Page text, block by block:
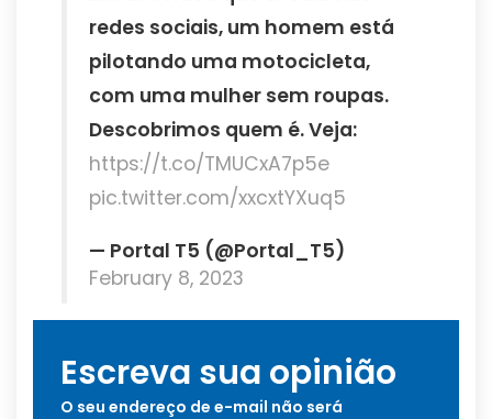
redes sociais, um homem está
pilotando uma motocicleta,
com uma mulher sem roupas.
Descobrimos quem é. Veja:
https://t.co/TMUCxA7p5e
pic.twitter.com/xxcxtYXuq5
— Portal T5 (@Portal_T5)
February 8, 2023
Escreva sua opinião
O seu endereço de e-mail não será